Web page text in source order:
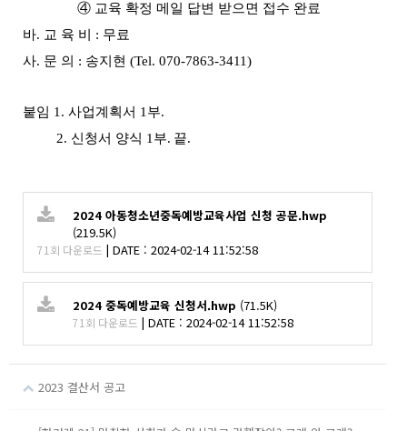
④ 교육 확정 메일 답변 받으면 접수 완료
바. 교 육 비 : 무료
사. 문 의 : 송지현 (Tel. 070-7863-3411)
붙임 1. 사업계획서 1부.
2. 신청서 양식 1부. 끝.
2024 아동청소년중독예방교육사업 신청 공문.hwp
(219.5K)
71회 다운로드 | DATE : 2024-02-14 11:52:58
2024 중독예방교육 신청서.hwp (71.5K)
71회 다운로드 | DATE : 2024-02-14 11:52:58
2023 결산서 공고